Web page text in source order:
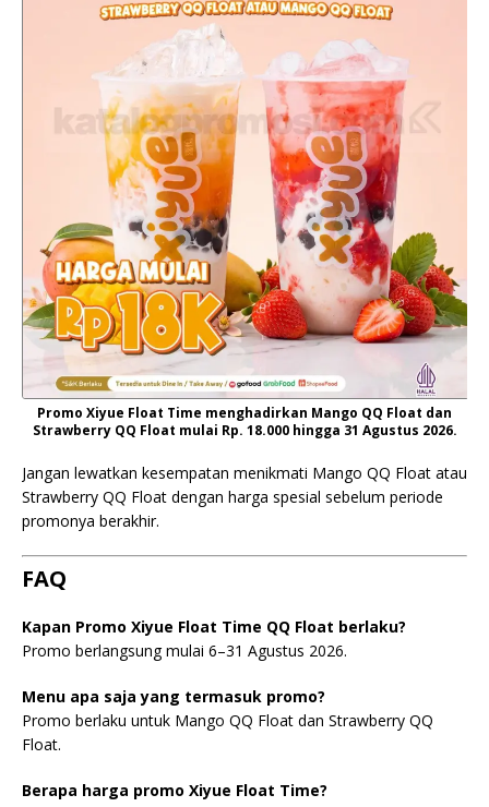
Promo Xiyue Float Time menghadirkan Mango QQ Float dan
Strawberry QQ Float mulai Rp. 18.000 hingga 31 Agustus 2026.
Jangan lewatkan kesempatan menikmati Mango QQ Float atau
Strawberry QQ Float dengan harga spesial sebelum periode
promonya berakhir.
FAQ
Kapan Promo Xiyue Float Time QQ Float berlaku?
Promo berlangsung mulai 6–31 Agustus 2026.
Menu apa saja yang termasuk promo?
Promo berlaku untuk Mango QQ Float dan Strawberry QQ
Float.
Berapa harga promo Xiyue Float Time?